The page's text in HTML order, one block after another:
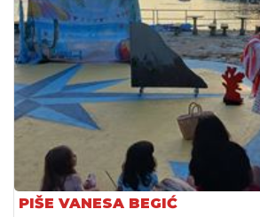
PIŠE VANESA BEGIĆ